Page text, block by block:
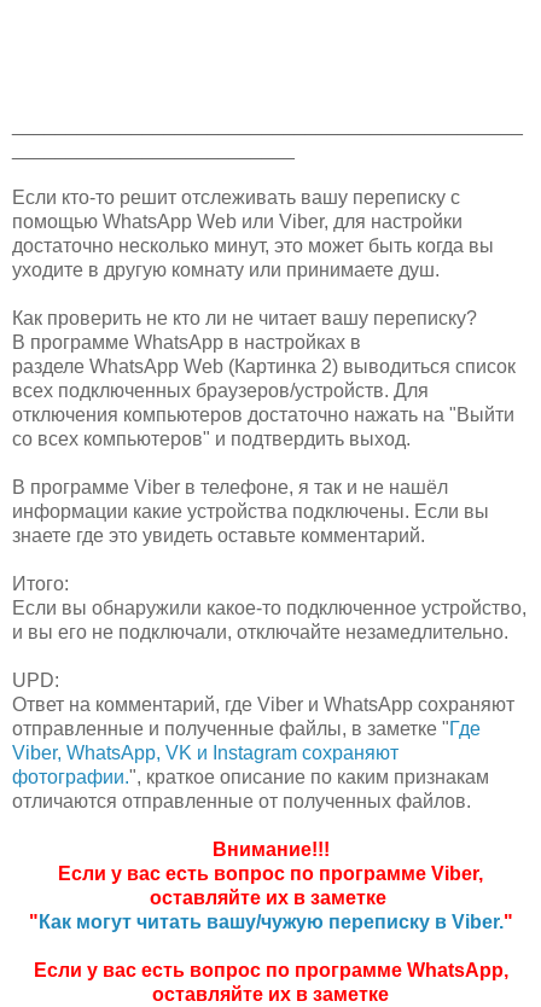
Если кто-то решит отслеживать вашу переписку с
помощью WhatsApp Web или Viber, для настройки
достаточно несколько минут, это может быть когда вы
уходите в другую комнату или принимаете душ.
Как проверить не кто ли не читает вашу переписку?
В программе WhatsApp в настройках в
разделе WhatsApp Web (Картинка 2) выводиться список
всех подключенных браузеров/устройств. Для
отключения компьютеров достаточно нажать на "Выйти
со всех компьютеров" и подтвердить выход.
В программе Viber в телефоне, я так и не нашёл
информации какие устройства подключены. Если вы
знаете где это увидеть оставьте комментарий.
Итого:
Если вы обнаружили какое-то подключенное устройство,
и вы его не подключали, отключайте незамедлительно.
UPD:
Ответ на комментарий, где Viber и WhatsApp сохраняют
отправленные и полученные файлы, в заметке "Где
Viber, WhatsApp, VK и Instagram сохраняют
фотографии.", краткое описание по каким признакам
отличаются отправленные от полученных файлов.
Внимание!!!
Если у вас есть вопрос по программе Viber,
оставляйте их в заметке
" Как могут читать вашу/чужую переписку в Viber."
Если у вас есть вопрос по программе WhatsApp,
оставляйте их в заметке